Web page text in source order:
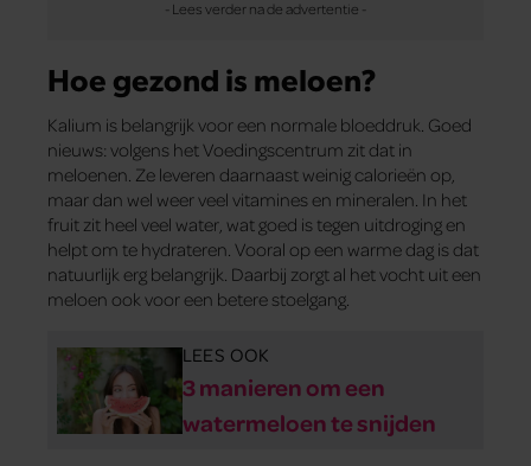
Hoe gezond is meloen?
Kalium is belangrijk voor een normale bloeddruk. Goed
nieuws: volgens het Voedingscentrum zit dat in
meloenen. Ze leveren daarnaast weinig calorieën op,
maar dan wel weer veel vitamines en mineralen. In het
fruit zit heel veel water, wat goed is tegen uitdroging en
helpt om te hydrateren. Vooral op een warme dag is dat
natuurlijk erg belangrijk. Daarbij zorgt al het vocht uit een
meloen ook voor een betere stoelgang.
LEES OOK
3 manieren om een
watermeloen te snijden